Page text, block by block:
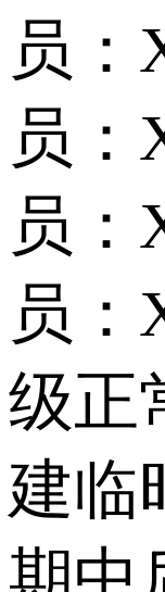
员
员
员
员
级正
建临